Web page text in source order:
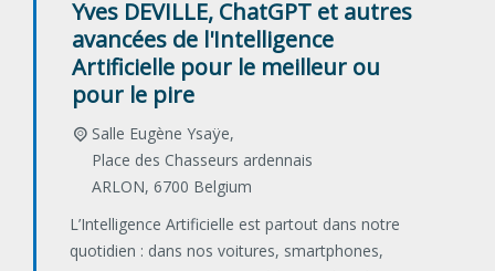
Yves DEVILLE, ChatGPT et autres
avancées de l'Intelligence
Artificielle pour le meilleur ou
pour le pire
Salle Eugène Ysaÿe,
Place des Chasseurs ardennais
ARLON, 6700 Belgium
L’Intelligence Artificielle est partout dans notre
quotidien : dans nos voitures, smartphones,